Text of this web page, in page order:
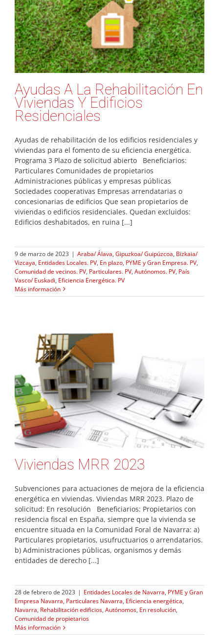
Ayudas A La Rehabilitación En
Viviendas Y Edificios
Residenciales
Ayudas de rehabilitación de los edificios residenciales y
viviendas para el fomento de su eficiencia energética.
Programa 3 Plazo de solicitud abierto Beneficiarios:
Particulares Comunidades de propietarios
Administraciones públicas y empresas públicas
Sociedades cooperativas Empresas arrendatarias o
concesionarias de edificios Que sean propietarios de
viviendas o edificios residenciales. Quedan excluidos:
Edificios deshabitados, en ruina [...]
9 de marzo de 2023 | Araba/ Álava, Gipuzkoa/ Guipúzcoa, Bizkaia/
Vizcaya, Entidades Locales. PV, En plazo, PYME y Gran Empresa. PV,
Comunidad de vecinos. PV, Particulares. PV, Autónomos. PV, País
Vasco/ Euskadi, Eficiencia Energética. PV
Más información
Viviendas MRR 2023
Subvenciones para actuaciones de mejora de la eficiencia
energética en viviendas. Viviendas MRR 2023. Plazo de
solicitud: En resolución Beneficiarios: Propietarios con
residencia fiscal en España, siempre que la vivienda se
encuentre situada en la Comunidad Foral de Navarra: a)
Particulares propietarios, usufructuarios o arrendatarios.
b) Administraciones públicas, organismos y demás
entidades de derecho [...]
28 de febrero de 2023 | Entidades Locales de Navarra, PYME y Gran
Empresa Navarra, Particulares Navarra, Eficiencia energética,
Navarra, Rehabilitación edificios, Autónomos, En resolución,
Comunidad de propietarios
Más información